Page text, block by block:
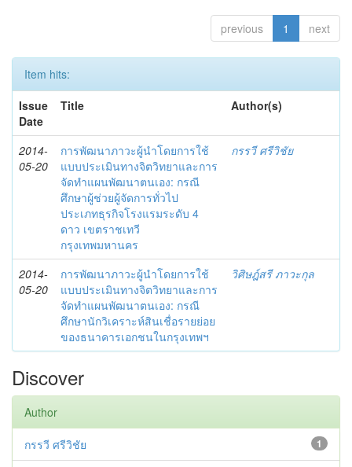
previous 1 next
Item hits:
Issue
Date
Title Author(s)
2014-
05-20
การพัฒนาภาวะผู้นำโดยการใช้
แบบประเมินทางจิตวิทยาและการ
จัดทำแผนพัฒนาตนเอง: กรณี
ศึกษาผู้ช่วยผู้จัดการทั่วไป
ประเภทธุรกิจโรงแรมระดับ 4
ดาว เขตราชเทวี
กรุงเทพมหานคร
กรรวี ศรีวิชัย
2014-
05-20
การพัฒนาภาวะผู้นำโดยการใช้
แบบประเมินทางจิตวิทยาและการ
จัดทำแผนพัฒนาตนเอง: กรณี
ศึกษานักวิเคราะห์สินเชื่อรายย่อย
ของธนาคารเอกชนในกรุงเทพฯ
วิศิษฎ์สรี ภาวะกุล
Discover
Author
1
กรรวี ศรีวิชัย